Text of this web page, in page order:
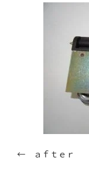
← ａｆｔｅｒ